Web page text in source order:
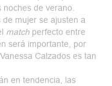
de verano.
mujer se ajusten a
match perfecto entre
será importante, por
Calzados es tan
en tendencia, las